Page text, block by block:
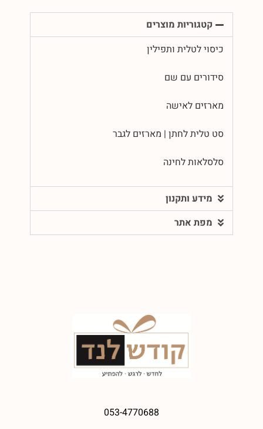
קטגוריות מוצרים
כיסוי לטלית ותפילין
סידורים עם שם
מארזים לאישה
סט טלית לחתן | מארזים לגבר
סלסלאות לחינה
מידע ותקנון
מפת אתר
053-4770688